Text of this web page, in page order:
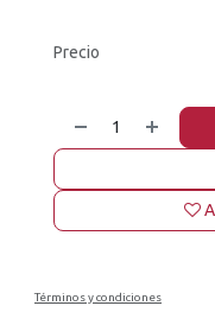
Precio
Términos y condiciones